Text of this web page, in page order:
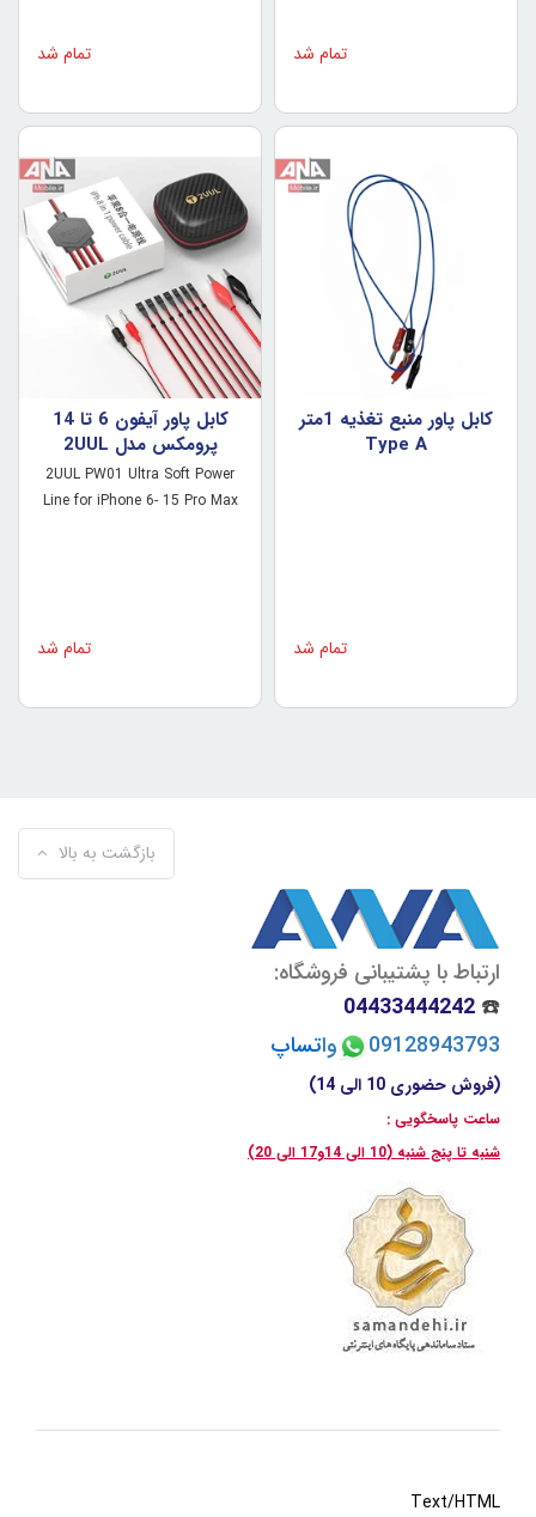
تمام شد تمام شد
کابل پاور منبع تغذيه 1متر
Type A
تمام شد
کابل پاور آيفون 6 تا 14
پرومکس مدل 2UUL
PW01
2UUL PW01 Ultra Soft Power
Line for iPhone 6- 15 Pro Max
تمام شد
بازگشت به بالا
ارتباط با پشتیبانی فروشگاه:
☎️
04433444242
09128943793
واتساپ
(فروش حضوری 10 الی 14)
ساعت پاسخگویی :
شنبه تا پنج شنبه (10 الی 14و17 الی 20)
Text/HTML